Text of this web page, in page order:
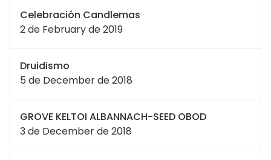
Celebración Candlemas
2 de February de 2019
Druidismo
5 de December de 2018
GROVE KELTOI ALBANNACH-SEED OBOD
3 de December de 2018